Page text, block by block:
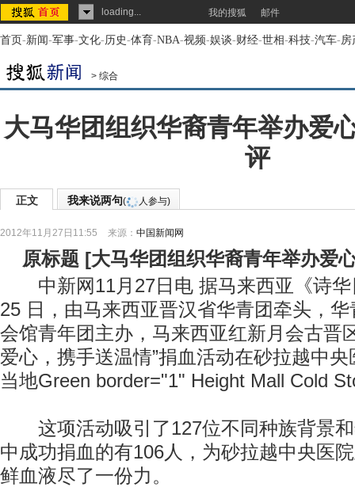
loading... 我的搜狐 邮件
首页-新闻-军事-文化-历史-体育-NBA-视频-娱谈-财经-世相-科技-汽车-房
> 综合
大马华团组织华裔青年举办爱
评
正文 我来说两句( 人参与)
2012年11月27日11:55 来源： 中国新闻网
原标题 [大马华团组织华裔青年举办爱
中新网11月27日电 据马来西亚《诗华
25 日，由马来西亚晋汉省华青团牵头，
会馆青年团主办，马来西亚红新月会古晋
爱心，携手送温情”捐血活动在砂拉越中
当地Green border="1" Height Mall Cold
这项活动吸引了127位不同种族背景和
中成功捐血的有106人，为砂拉越中央医
鲜血液尽了一份力。